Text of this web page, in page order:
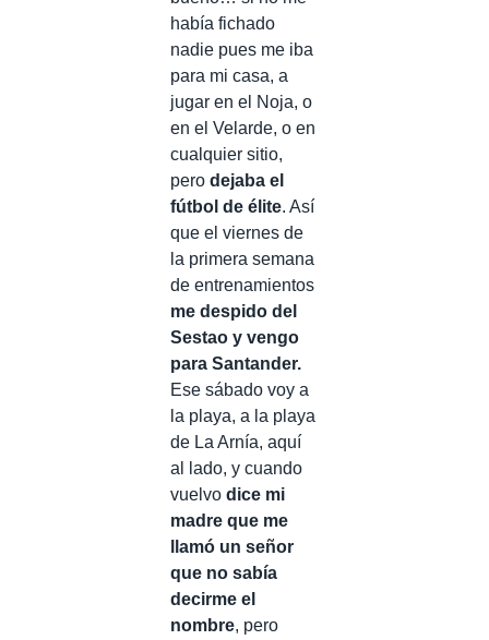
había fichado
nadie pues me iba
para mi casa, a
jugar en el Noja, o
en el Velarde, o en
cualquier sitio,
pero dejaba el
fútbol de élite. Así
que el viernes de
la primera semana
de entrenamientos
me despido del
Sestao y vengo
para Santander.
Ese sábado voy a
la playa, a la playa
de La Arnía, aquí
al lado, y cuando
vuelvo dice mi
madre que me
llamó un señor
que no sabía
decirme el
nombre, pero